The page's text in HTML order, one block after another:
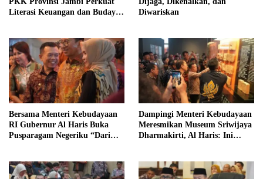
Literasi Keuangan dan Budaya
Diwariskan
Bersama Menteri Kebudayaan
RI Gubernur Al Haris Buka
Pusparagam Negeriku “Dari
Dampingi Menteri Kebudayaan
Meresmikan Museum Sriwijaya
Dharmakirti, Al Haris: Ini